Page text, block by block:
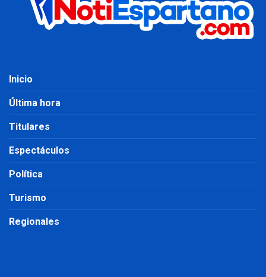
Inicio
Última hora
Titulares
Espectáculos
Política
Turismo
Regionales